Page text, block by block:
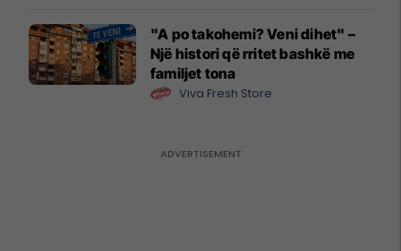
"A po takohemi? Veni dihet" –
Një histori që rritet bashkë me
familjet tona
Viva Fresh Store